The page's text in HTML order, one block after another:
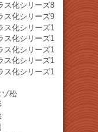
ス化シリーズ8 石灰岩
ス化シリーズ9 花崗岩
ス化シリーズ10 結晶片岩
ス化シリーズ11 チャート
ス化シリーズ12 溶岩石
ス化シリーズ13 赤煉瓦
ス化シリーズ14 セメント
ゾ松